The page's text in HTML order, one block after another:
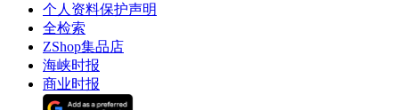
个人资料保护声明
全检索
ZShop集品店
海峡时报
商业时报